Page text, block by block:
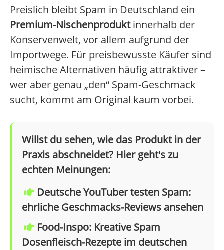
Preislich bleibt Spam in Deutschland ein
Premium-Nischenproduktinnerhalb der
Konservenwelt, vor allem aufgrund der
Importwege. Für preisbewusste Käufer sind
heimische Alternativen häufig attraktiver –
wer aber genau „den“ Spam-Geschmack
sucht, kommt am Original kaum vorbei.
Willst du sehen, wie das Produkt in der
Praxis abschneidet? Hier geht's zu
echten Meinungen:
Deutsche YouTuber testen Spam:
ehrliche Geschmacks-Reviews ansehen
Food-Inspo: Kreative Spam
Dosenfleisch-Rezepte im deutschen